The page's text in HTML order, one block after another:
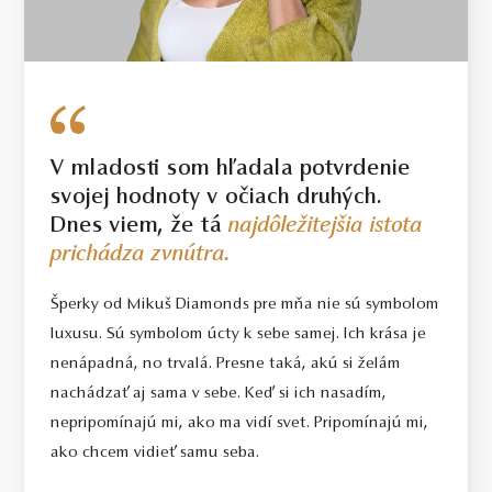
diamantoch o hmotnosti 0.30ct a vyššej bude dodržaná uvedená
alebo vyššia hmotnosť. Hmotnosť drahého kovu sa pri takýchto
šperkoch môže od uvedenej hmotnosti líšiť o 20%.
V mladosti som hľadala potvrdenie
svojej hodnoty v očiach druhých.
Dnes viem, že tánajdôležitejšia istota
prichádza zvnútra.
Šperky od Mikuš Diamonds pre mňa nie sú symbolom
luxusu. Sú symbolom úcty k sebe samej. Ich krása je
nenápadná, no trvalá. Presne taká, akú si želám
nachádzať aj sama v sebe. Keď si ich nasadím,
nepripomínajú mi, ako ma vidí svet. Pripomínajú mi,
ako chcem vidieť samu seba.